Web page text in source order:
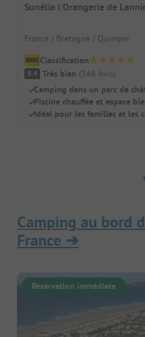
Sunêlia l'Orangerie de
France / Bretagne / Quimper
Classification
8.4 Très bien (348 Avis)
Camping dans un parc de
Piscine chauffée et espace
Idéal pour les familles et les
Camping au bord
France ➔
Réservation immédiate